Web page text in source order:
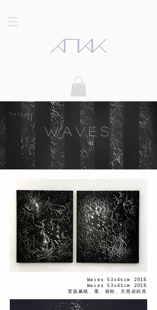
Series/
Waves
Waves 53x46cm 2018
Waves 53x41cm 2018
雲肌麻紙、墨、胡粉、天然岩絵具